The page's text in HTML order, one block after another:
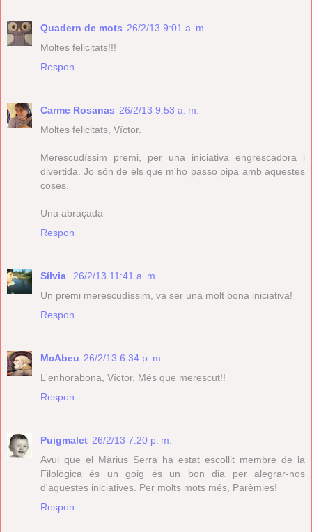
Quadern de mots 26/2/13 9:01 a. m.
Moltes felicitats!!!
Respon
Carme Rosanas 26/2/13 9:53 a. m.
Moltes felicitats, Víctor.
Merescudíssim premi, per una iniciativa engrescadora i
divertida. Jo són de els que m'ho passo pipa amb aquestes
coses.
Una abraçada
Respon
Sílvia
26/2/13 11:41 a. m.
Un premi merescudíssim, va ser una molt bona iniciativa!
Respon
McAbeu 26/2/13 6:34 p. m.
L'enhorabona, Víctor. Més que merescut!!
Respon
Puigmalet 26/2/13 7:20 p. m.
Avui que el Màrius Serra ha estat escollit membre de la
Filològica és un goig és un bon dia per alegrar-nos
d'aquestes iniciatives. Per molts mots més, Parèmies!
Respon